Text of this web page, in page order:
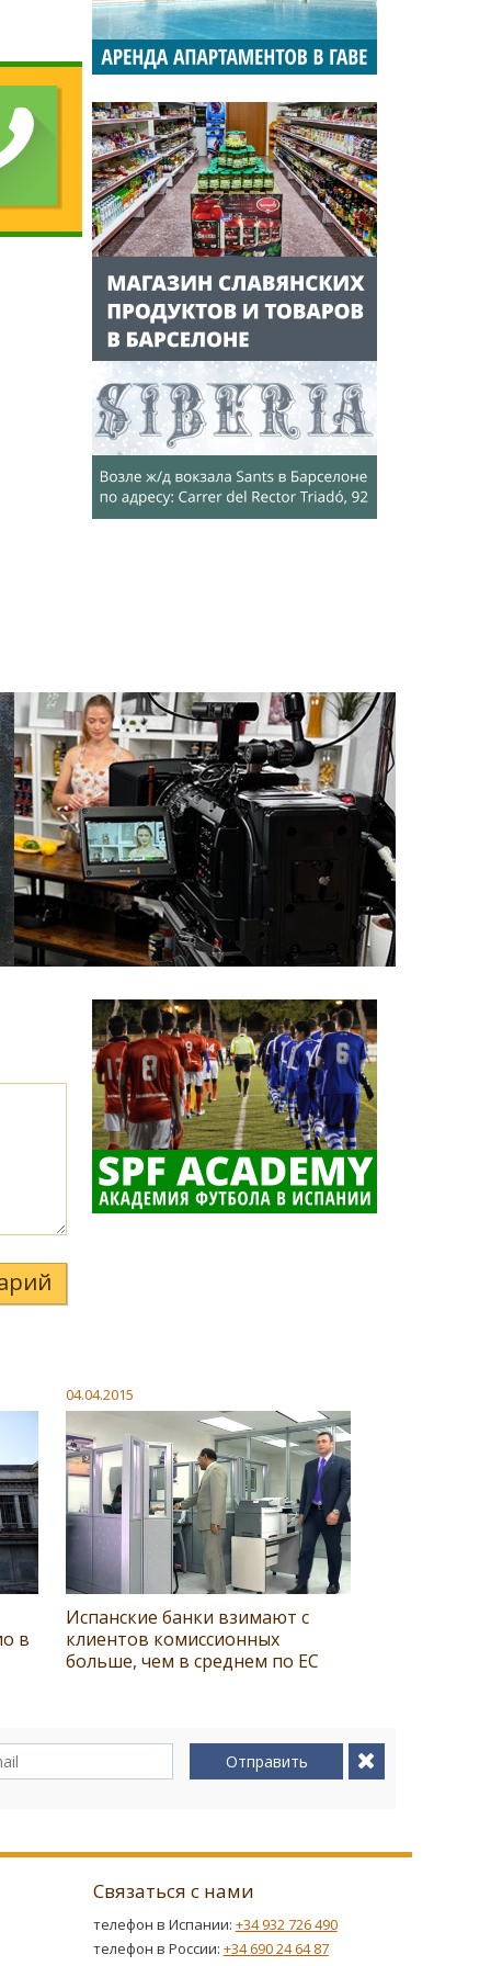
в
04.04.2015
Испанские банки взимают с
клиентов комиссионных
больше, чем в среднем по ЕС
Отправить
Связаться с нами
телефон в Испании: +34 932 726 490
телефон в России: +34 690 24 64 87